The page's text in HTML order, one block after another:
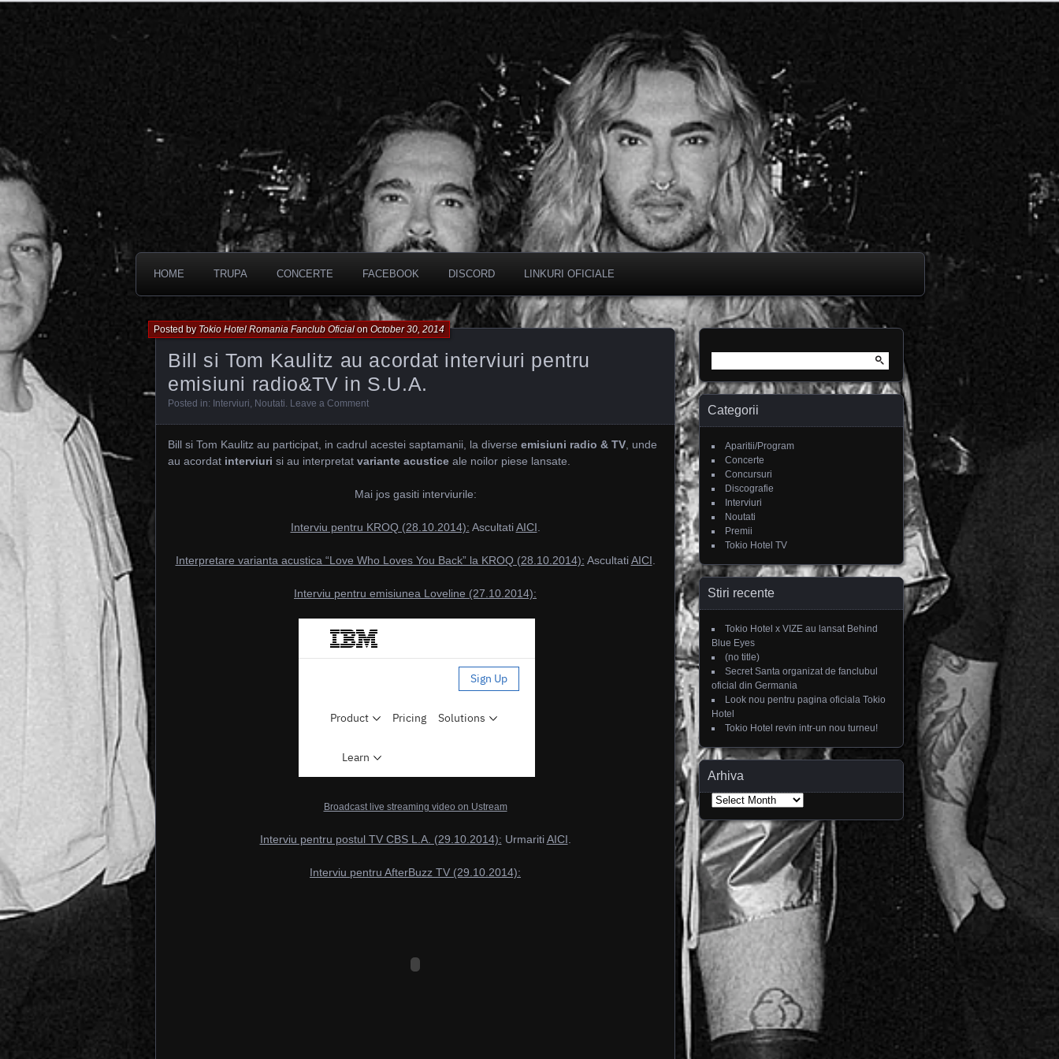
HOME TRUPA CONCERTE FACEBOOK DISCORD LINKURI OFICIALE
Bill si Tom Kaulitz au acordat interviuri pentru
emisiuni radio&TV in S.U.A.
Posted by Tokio Hotel Romania Fanclub Oficialon October 30, 2014
Posted in: Interviuri, Noutati. Leave a Comment
Bill si Tom Kaulitz au participat, in cadrul acestei saptamanii, la diverse emisiuni radio & TV , unde
au acordat interviuri si au interpretat variante acustice ale noilor piese lansate.
Mai jos gasiti interviurile:
Interviu pentru KROQ (28.10.2014): AscultatiAICI
Interpretare varianta acustica “Love Who Loves You Back” la KROQ (28.10.2014): AscultatiAICI
Interviu pentru emisiunea Loveline (27.10.2014):
Broadcast live streaming video on Ustream
Interviu pentru postul TV CBS L.A. (29.10.2014): UrmaritiAICI
Interviu pentru AfterBuzz TV (29.10.2014):
Categorii
Aparitii/Program
Concerte
Concursuri
Discografie
Interviuri
Noutati
Premii
Tokio Hotel TV
Stiri recente
Tokio Hotel x VIZE au lansat Behind
Blue Eyes
(no title)
Secret Santa organizat de fanclubul
oficial din Germania
Look nou pentru pagina oficiala Tokio
Hotel
Tokio Hotel revin intr-un nou turneu!
Arhiva
Arhiva